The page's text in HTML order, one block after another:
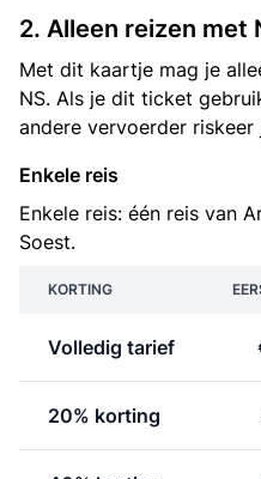
2. Alleen reizen met
Met dit kaartje mag je
NS. Als je dit ticket
andere vervoerder riskeer
Enkele reis
Enkele reis: één reis van
Soest.
KORTING
Volledig tarief
20% korting